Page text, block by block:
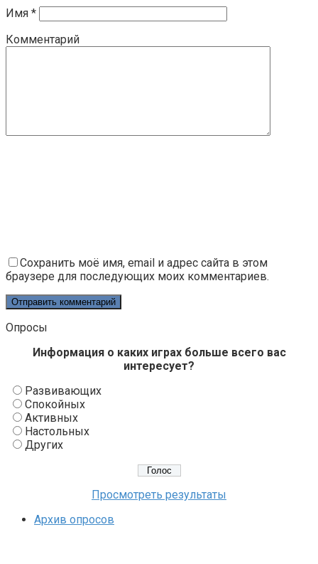
Имя *
Комментарий
Сохранить моё имя, email и адрес сайта в этом
браузере для последующих моих комментариев.
Опросы
Информация о каких играх больше всего вас
интересует?
Развивающих
Спокойных
Активных
Настольных
Других
Просмотреть результаты
Архив опросов